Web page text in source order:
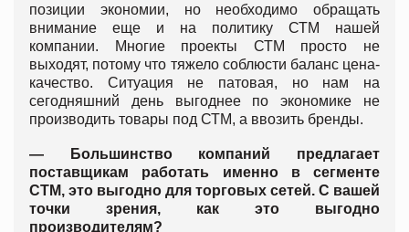
позиции экономии, но необходимо обращать
внимание еще и на политику СТМ нашей
компании. Многие проекты СТМ просто не
выходят, потому что тяжело соблюсти баланс цена-
качество. Ситуация не патовая, но нам на
сегодняшний день выгоднее по экономике не
производить товары под СТМ, а ввозить бренды.
— Большинство компаний предлагает
поставщикам работать именно в сегменте
СТМ, это выгодно для торговых сетей. С вашей
точки зрения, как это выгодно
производителям?